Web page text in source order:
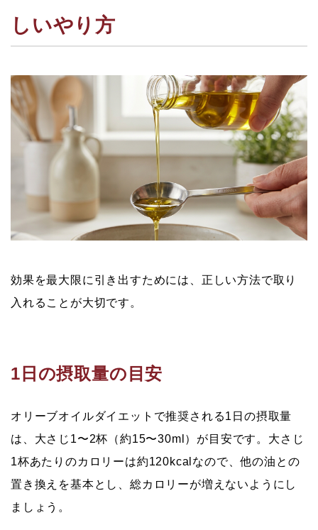
しいやり方
効果を最大限に引き出すためには、正しい方法で取り
入れることが大切です。
1日の摂取量の目安
オリーブオイルダイエットで推奨される1日の摂取量
は、大さじ1〜2杯（約15〜30ml）が目安です。大さじ
1杯あたりのカロリーは約120kcalなので、他の油との
置き換えを基本とし、総カロリーが増えないようにし
ましょう。